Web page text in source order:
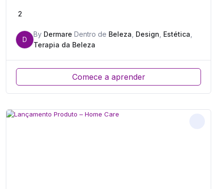
2
D
By Dermare Dentro de Beleza Design Estética
Terapia da Beleza
Comece a aprender